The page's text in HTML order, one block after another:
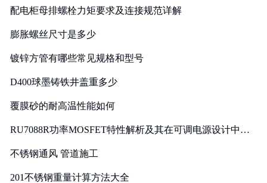
配电柜母排螺栓力矩要求及连接规范详解
膨胀螺丝尺寸是多少
镀锌方管有哪些常见规格和型号
D400球墨铸铁井盖重多少
覆膜砂的耐高温性能如何
RU7088R功率MOSFET特性解析及其在可调电源设计中的
不锈钢通风 管道施工
201不锈钢重量计算方法大全